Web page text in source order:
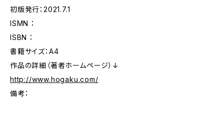
初版発行：2021.7.1
ISMN ：
ISBN ：
書籍サイズ：A4
作品の詳細（著者ホームページ）↓
http://www.hogaku.com/
備考：